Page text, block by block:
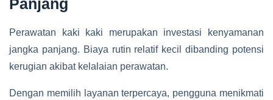
Panjang
Perawatan kaki kaki merupakan investasi kenyamanan
jangka panjang. Biaya rutin relatif kecil dibanding potensi
kerugian akibat kelalaian perawatan.
Dengan memilih layanan terpercaya, pengguna menikmati